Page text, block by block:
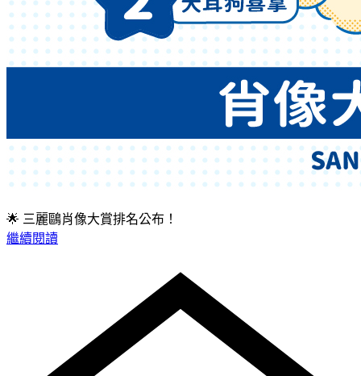
🌟 ​​三麗鷗肖像大賞排名公布！
繼續閱讀